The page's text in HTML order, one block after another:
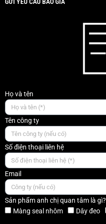
Họ và tên
Tên công ty
Số điện thoại liên hệ
Email
Sản phẩm anh chị quan tâm là gì?
Màng seal nhôm
Dây đeo